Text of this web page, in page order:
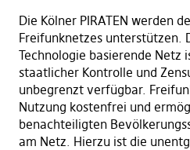
Die Kölner PIRATEN werden
Freifunknetzes unterstützen.
Technologie basierende Netz
staatlicher Kontrolle und
unbegrenzt verfügbar.
Nutzung kostenfrei und
benachteiligten
am Netz. Hierzu ist die